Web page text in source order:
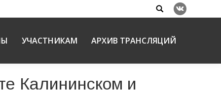
Search:
Вконтакте
УЧАСТНИКАМ АРХИВ ТРАНСЛЯЦИЙ
Калининском и